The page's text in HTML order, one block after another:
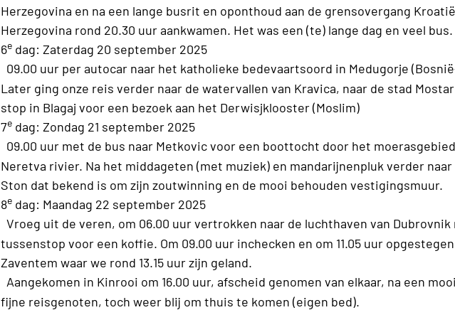
Herzegovina en na een lange busrit en oponthoud aan de grensovergang
Herzegovina rond 20.30 uur aankwamen. Het was een (te) lange dag en veel bus.
6edag: Zaterdag 20 september 2025
09.00 uur per autocar naar het katholieke bedevaartsoord in Medugorje
Later ging onze reis verder naar de watervallen van Kravica, naar de stad
stop in Blagaj voor een bezoek aan het Derwisjklooster (Moslim)
7edag: Zondag 21 september 2025
09.00 uur met de bus naar Metkovic voor een boottocht door het
Neretva rivier. Na het middageten (met muziek) en mandarijnenpluk verder
Ston dat bekend is om zijn zoutwinning en de mooi behouden vestigingsmuur.
8edag: Maandag 22 september 2025
Vroeg uit de veren, om 06.00 uur vertrokken naar de luchthaven van
tussenstop voor een koffie. Om 09.00 uur inchecken en om 11.05 uur
Zaventem waar we rond 13.15 uur zijn geland.
Aangekomen in Kinrooi om 16.00 uur, afscheid genomen van elkaar, na een
fijne reisgenoten, toch weer blij om thuis te komen (eigen bed).